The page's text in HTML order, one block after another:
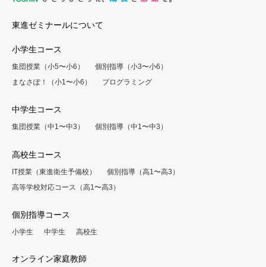
東進ゼミナールについて
小学生コース
集団授業（小5〜小6）
個別指導（小3〜小6）
まなさぽ！（小1〜小6）
プログラミング
中学生コース
集団授業（中1〜中3） 個別指導（中1〜中3）
高校生コース
IT授業（東進衛生予備校）
個別指導（高1〜高3）
高等学校対応コース（高1〜高3）
個別指導コース
小学生 中学生 高校生
オンライン家庭教師